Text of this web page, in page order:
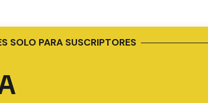
SOLO PARA SUSCRIPTORES